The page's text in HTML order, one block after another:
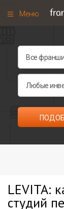
Меню
Все
LEVITA:
студий